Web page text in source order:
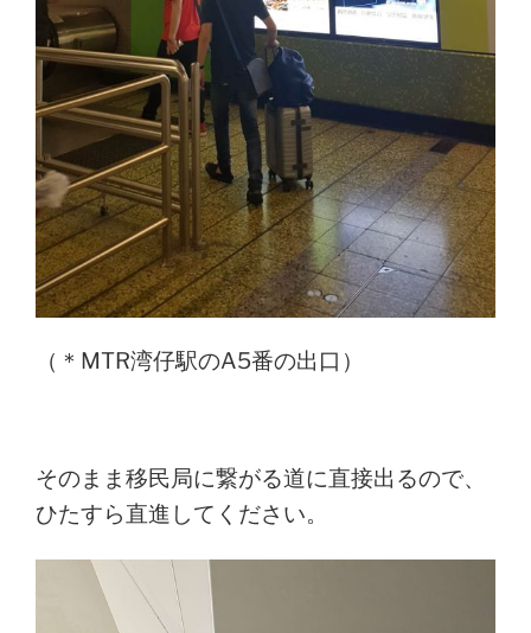
（＊MTR湾仔駅のA5番の出口）
そのまま移民局に繋がる道に直接出るので、
ひたすら直進してください。